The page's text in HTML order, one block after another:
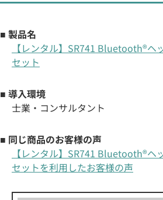
■ 製品名
【レンタル】SR741 Bluetooth®ヘ
セット
■ 導入環境
士業・コンサルタント
■ 同じ商品のお客様の声
【レンタル】SR741 Bluetooth®ヘ
セットを利用したお客様の声